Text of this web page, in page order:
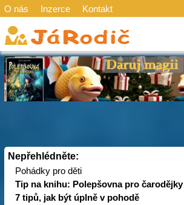
O nás Inzerce Kontakt
Nepřehlédněte:
Pohádky pro děti
Tip na knihu: Polepšovna pro čarodějky
7 tipů, jak být úplně v pohodě